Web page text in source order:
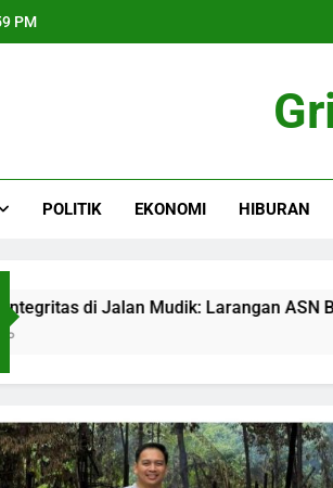
PM
POLITIK EKONOMI HIBURAN
Larangan ASN Banjarbaru